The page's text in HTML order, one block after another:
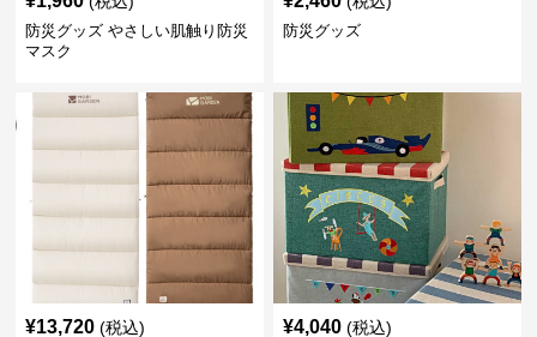
防災グッズ やさしい肌触り防災
マスク
防災グッズ
¥13,720 (税込) ¥4,040 (税込)